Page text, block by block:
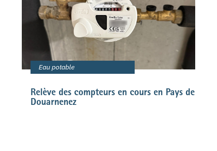
Eau potable
Relève des compteurs en cours en Pays de
Douarnenez